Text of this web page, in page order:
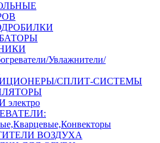
Увлажнители/
СПЛИТ-СИСТЕМЫ
электро
ВОЗДУХА